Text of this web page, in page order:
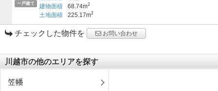
一戸建て
建物面積
68.74m2
土地面積 225.17m2
チェックした物件を お問い合わせ
川越市の他のエリアを探す
笠幡